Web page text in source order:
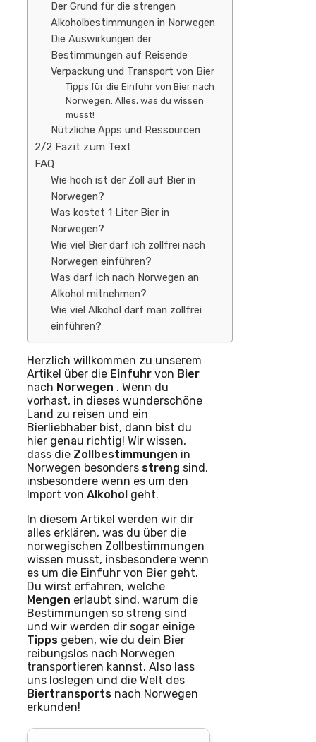
Der Grund für die strengen
Alkoholbestimmungen in Norwegen
Die Auswirkungen der
Bestimmungen auf Reisende
Verpackung und Transport von Bier
Tipps für die Einfuhr von Bier nach
Norwegen: Alles, was du wissen
musst!
Nützliche Apps und Ressourcen
2/2 Fazit zum Text
FAQ
Wie hoch ist der Zoll auf Bier in
Norwegen?
Was kostet 1 Liter Bier in
Norwegen?
Wie viel Bier darf ich zollfrei nach
Norwegen einführen?
Was darf ich nach Norwegen an
Alkohol mitnehmen?
Wie viel Alkohol darf man zollfrei
einführen?
Herzlich willkommen zu unserem
Artikel über die Einfuhr von Bier
nach Norwegen . Wenn du
vorhast, in dieses wunderschöne
Land zu reisen und ein
Bierliebhaber bist, dann bist du
hier genau richtig! Wir wissen,
dass die Zollbestimmungen in
Norwegen besonders streng sind,
insbesondere wenn es um den
Import von Alkohol geht.
In diesem Artikel werden wir dir
alles erklären, was du über die
norwegischen Zollbestimmungen
wissen musst, insbesondere wenn
es um die Einfuhr von Bier geht.
Du wirst erfahren, welche
Mengen erlaubt sind, warum die
Bestimmungen so streng sind
und wir werden dir sogar einige
Tipps geben, wie du dein Bier
reibungslos nach Norwegen
transportieren kannst. Also lass
uns loslegen und die Welt des
Biertransports nach Norwegen
erkunden!